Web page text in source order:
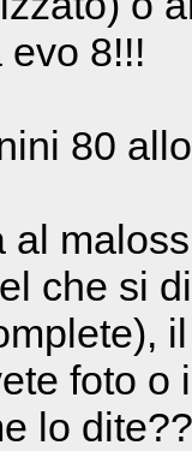
evo 8!!!
80
al
che si
foto
lo